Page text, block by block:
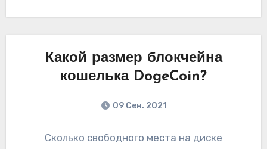
Какой размер блокчейна
кошелька DogeCoin?
09 Сен. 2021
Сколько свободного места на диске